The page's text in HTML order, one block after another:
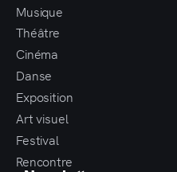
Musique
Théâtre
Cinéma
Danse
Exposition
Art visuel
Festival
Rencontre